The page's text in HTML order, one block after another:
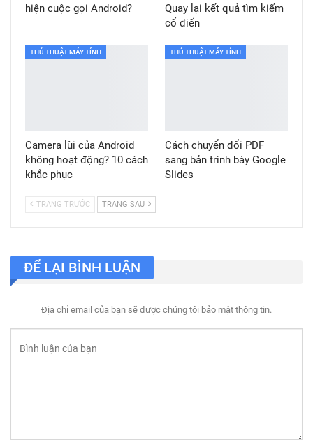
hiện cuộc gọi Android?
Quay lại kết quả tìm kiếm
cổ điển
THỦ THUẬT MÁY TÍNH
Camera lùi của Android
không hoạt động? 10 cách
khắc phục
THỦ THUẬT MÁY TÍNH
Cách chuyển đổi PDF
sang bản trình bày Google
Slides
TRANG TRƯỚC TRANG SAU
ĐỂ LẠI BÌNH LUẬN
Địa chỉ email của bạn sẽ được chúng tôi bảo mật thông tin.